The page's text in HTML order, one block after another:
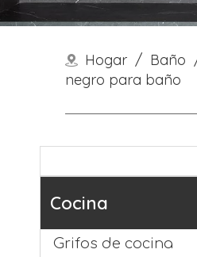
Hogar / Baño
negro para baño
Cocina
Grifos de cocina